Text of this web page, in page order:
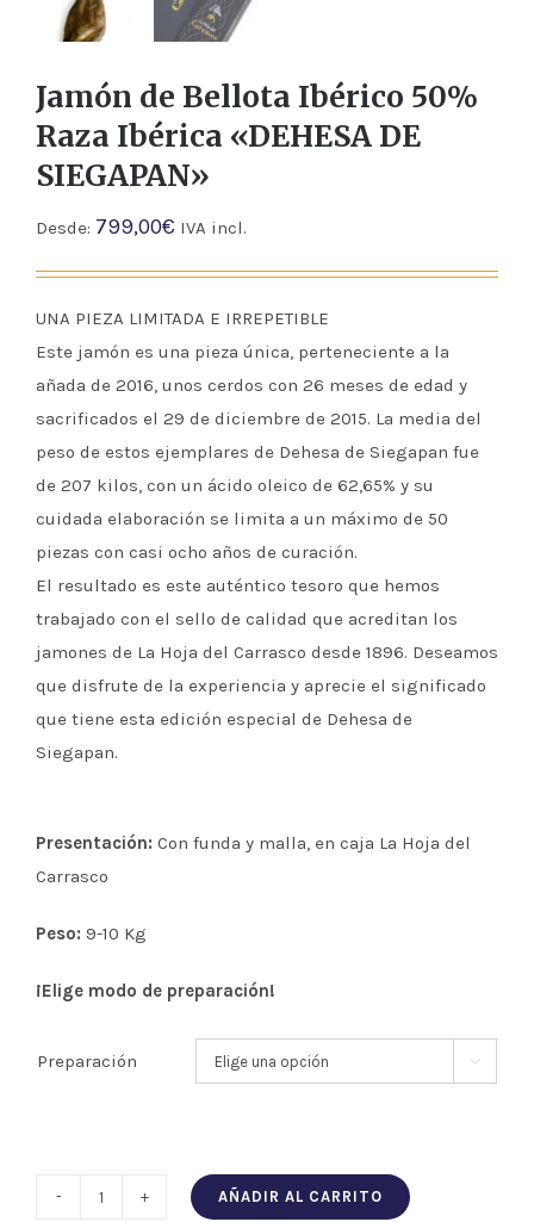
Jamón de Bellota Ibérico 50%
Raza Ibérica «DEHESA DE
SIEGAPAN»
Desde: 799,00€ IVA incl.
UNA PIEZA LIMITADA E IRREPETIBLE
Este jamón es una pieza única, perteneciente a la
añada de 2016, unos cerdos con 26 meses de edad y
sacrificados el 29 de diciembre de 2015. La media del
peso de estos ejemplares de Dehesa de Siegapan fue
de 207 kilos, con un ácido oleico de 62,65% y su
cuidada elaboración se limita a un máximo de 50
piezas con casi ocho años de curación.
El resultado es este auténtico tesoro que hemos
trabajado con el sello de calidad que acreditan los
jamones de La Hoja del Carrasco desde 1896. Deseamos
que disfrute de la experiencia y aprecie el significado
que tiene esta edición especial de Dehesa de
Siegapan.
Presentación: Con funda y malla, en caja La Hoja del
Carrasco
Peso: 9-10 Kg
¡Elige modo de preparación!
Preparación 
AÑADIR AL CARRITO